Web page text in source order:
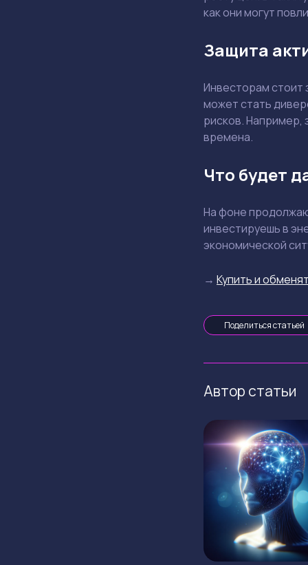
как они могут
Защита
Инвесторам стоит
может стать
рисков. Например,
времена.
Что будет
На фоне
инвестируешь в
экономической
→ Купить и
Поделиться статьей
Автор статьи